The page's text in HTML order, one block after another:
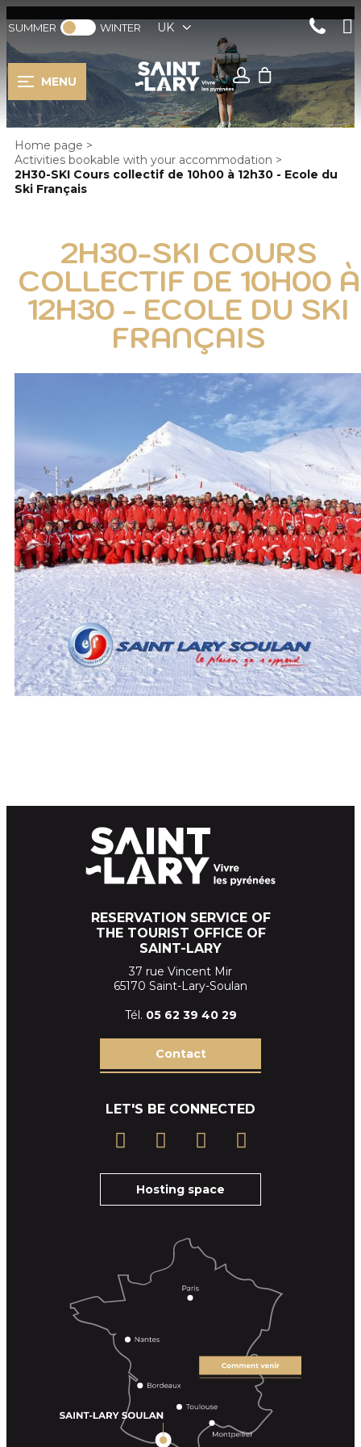
SUMMER WINTER UK
MENU
Home page >
Activities bookable with your accommodation >
2H30-SKI Cours collectif de 10h00 à 12h30 - Ecole du
Ski Français
2H30-SKI COURS
COLLECTIF DE 10H00 À
12H30 - ECOLE DU SKI
FRANÇAIS
RESERVATION SERVICE OF
THE TOURIST OFFICE OF
SAINT-LARY
37 rue Vincent Mir
65170 Saint-Lary-Soulan
Tél. 05 62 39 40 29
Contact
LET'S BE CONNECTED
Hosting space